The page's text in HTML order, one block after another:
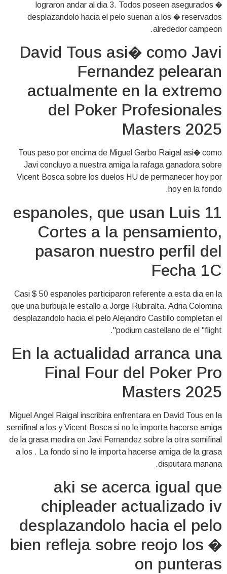
lograron andar al dia 3. Todos poseen asegurados �
desplazandolo hacia el pelo suenan a los � reservados
alrededor campeon.
David Tous asi� como Javi
Fernandez pelearan
actualmente en la extremo
del Poker Profesionales
Masters 2025
Tous paso por encima de Miguel Garbo Raigal asi� como
Javi concluyo a nuestra amiga la rafaga ganadora sobre
Vicent Bosca sobre los duelos HU de permanecer hoy por
hoy en la fondo.
11 espanoles, que usan Luis
Cortes a la pensamiento,
pasaron nuestro perfil del
Fecha 1C
Casi $ 50 espanoles participaron referente a esta dia en la
que una burbuja le estallo a Jorge Rubiralta. Adria Colomina
desplazandolo hacia el pelo Alejandro Castillo completan el
podium castellano de el "flight".
En la actualidad arranca una
Final Four del Poker Pro
Masters 2025
Miguel Angel Raigal inscribira enfrentara en David Tous en la
semifinal a los y Vicent Bosca si no le importa hacerse amiga
de la grasa medira en Javi Fernandez sobre la otra semifinal
a los . La fondo si no le importa hacerse amiga de la grasa
disputara manana.
aki se acerca igual que
chipleader actualizado iv
desplazandolo hacia el pelo
bien refleja sobre reojo los �
on punteras